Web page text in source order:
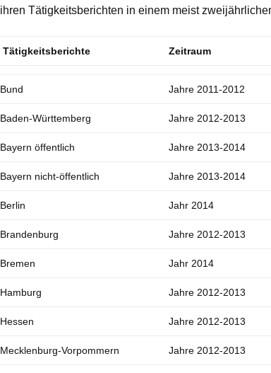
ihren Tätigkeitsberichten in einem meist
Tätigkeitsberichte Zeitraum
Bund Jahre 2011-2012
Baden-Württemberg Jahre 2012-2013
Bayern öffentlich Jahre 2013-2014
Bayern nicht-öffentlich Jahre 2013-2014
Berlin Jahr 2014
Brandenburg Jahre 2012-2013
Bremen Jahr 2014
Hamburg Jahre 2012-2013
Hessen Jahre 2012-2013
Mecklenburg-Vorpommern Jahre 2012-2013